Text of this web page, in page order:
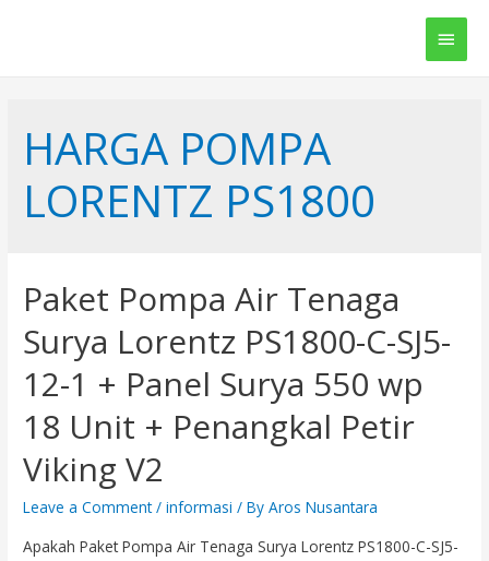
Main
HARGA POMPA
LORENTZ PS1800
Paket Pompa Air Tenaga
Surya Lorentz PS1800-C-SJ5-
12-1 + Panel Surya 550 wp
18 Unit + Penangkal Petir
Viking V2
Leave a Comment /informasi / ByAros Nusantara
Apakah Paket Pompa Air Tenaga Surya Lorentz PS1800-C-SJ5-